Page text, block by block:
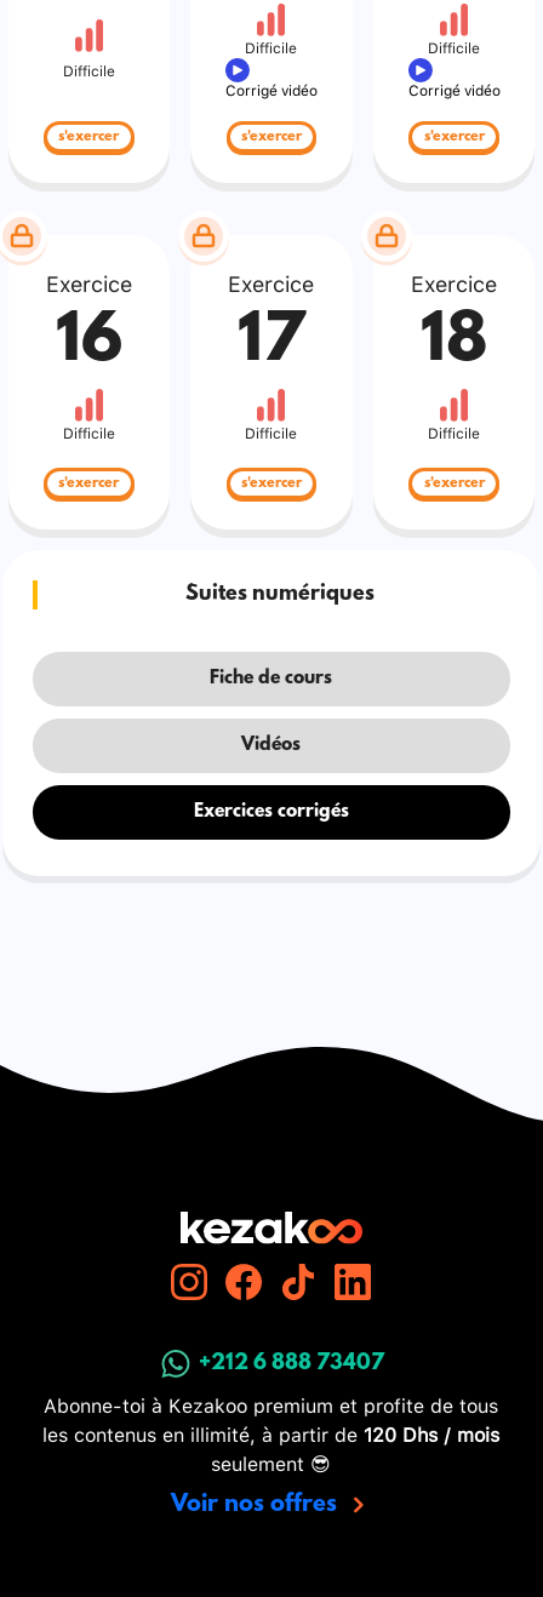
Difficile
s'exercer
Difficile
Corrigé vidéo
s'exercer
Difficile
Corrigé vidéo
s'exercer
Exercice
16
Difficile
s'exercer
Exercice
17
Difficile
s'exercer
Exercice
18
Difficile
s'exercer
Suites numériques
Fiche de cours
Vidéos
Exercices corrigés
+212 6 888 73407
Abonne-toi à Kezakoo premium et profite de tous
les contenus en illimité, à partir de 120 Dhs / mois
seulement 😎
Voir nos offres